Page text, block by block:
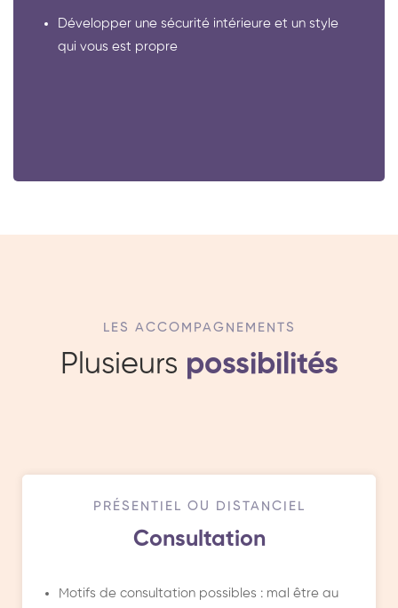
Développer une sécurité intérieure et un style
qui vous est propre
LES ACCOMPAGNEMENTS
Plusieurs possibilités
PRÉSENTIEL OU DISTANCIEL
Consultation
Motifs de consultation possibles : mal être au